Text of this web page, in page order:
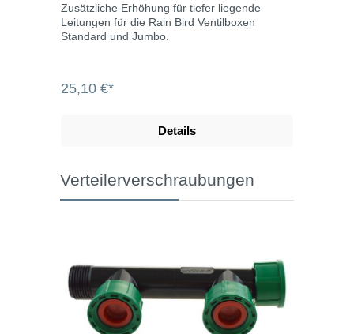
Zusätzliche Erhöhung für tiefer liegende
Leitungen für die Rain Bird Ventilboxen
Standard und Jumbo.
25,10 €*
Details
Verteilerverschraubungen